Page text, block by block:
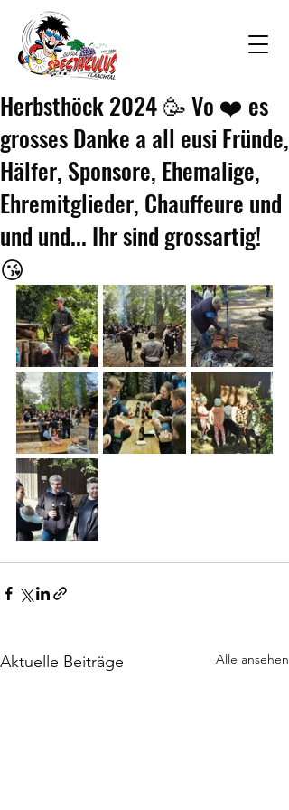
Herbsthöck 2024 🥳 Vo ❤️ es
grosses Danke a all eusi Fründe,
Hälfer, Sponsore, Ehemalige,
Ehremitglieder, Chauffeure und
und und... Ihr sind grossartig!
😘
Aktuelle Beiträge Alle ansehen